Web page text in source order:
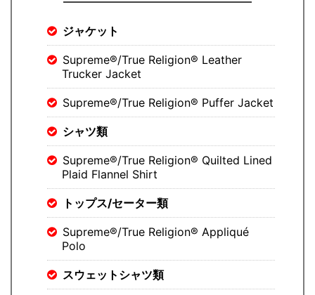
ジャケット
Supreme®/True Religion® Leather
Trucker Jacket
Supreme®/True Religion® Puffer Jacket
シャツ類
Supreme®/True Religion® Quilted Lined
Plaid Flannel Shirt
トップス/セーター類
Supreme®/True Religion® Appliqué
Polo
スウェットシャツ類